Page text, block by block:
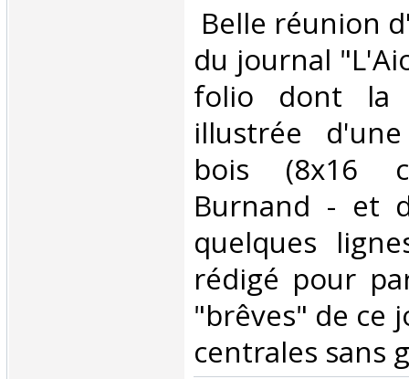
Belle réunion
du journal
folio dont la
illustrée
bois (8x16
Burnand - et
quelques
rédigé pour
"brêves" de ce
centrales sans